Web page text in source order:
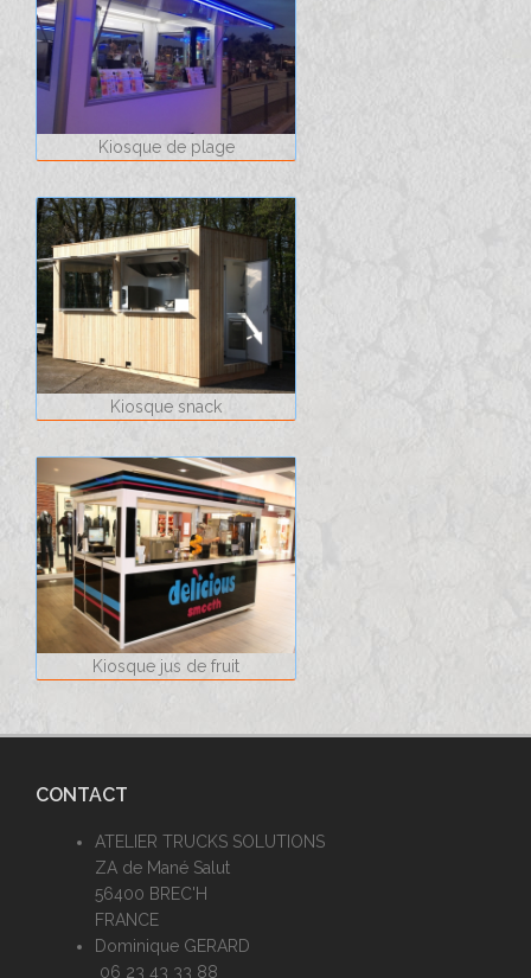
Kiosque de plage
Kiosque snack
Kiosque jus de fruit
CONTACT
ATELIER TRUCKS SOLUTIONS
ZA de Mané Salut
56400 BREC'H
FRANCE
Dominique GERARD
06 23 43 33 88